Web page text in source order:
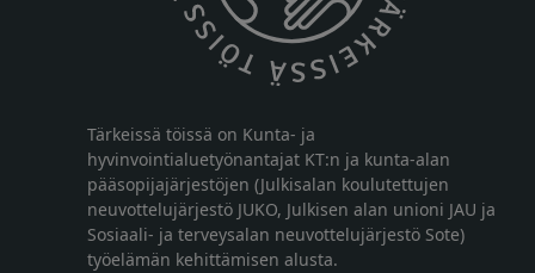
Tärkeissä töissä on Kunta- ja
hyvinvointialuetyönantajat KT:n ja kunta-alan
pääsopijajärjestöjen (Julkisalan koulutettujen
neuvottelujärjestö JUKO, Julkisen alan unioni JAU ja
Sosiaali- ja terveysalan neuvottelujärjestö Sote)
työelämän kehittämisen alusta.